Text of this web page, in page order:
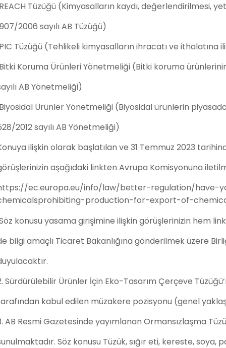
Tüzüğü (Kimyasalların kaydı, değerlendirilmesi,
2006 sayılı AB Tüzüğü)
Tüzüğü (Tehlikeli kimyasalların ihracatı ve ithalatına
Koruma Ürünleri Yönetmeliği (Bitki koruma
AB Yönetmeliği)
Ürünler Yönetmeliği (Biyosidal ürünlerin
2012 sayılı AB Yönetmeliği)
ilişkin olarak başlatılan ve 31 Temmuz 2023
aşağıdaki linkten Avrupa Komisyonuna
ec.europa.eu/info/law/better-regulation/have-
production-for-export-of-
konusu yasama girişimine ilişkin görüşlerinizin hem
bilgi amaçlı Ticaret Bakanlığına gönderilmek üzere
Sürdürülebilir Ürünler İçin Eko-Tasarım Çerçeve
kabul edilen müzakere pozisyonu (genel
AB Resmi Gazetesinde yayımlanan Ormansızlaşma
Söz konusu Tüzük, sığır eti, kereste, soya,